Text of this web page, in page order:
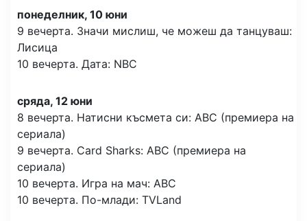
понеделник, 10 юни
9 вечерта. Значи мислиш, че можеш да танцуваш:
Лисица
10 вечерта. Дата: NBC
сряда, 12 юни
8 вечерта. Натисни късмета си: ABC (премиера на
сериала)
9 вечерта. Card Sharks: ABC (премиера на
сериала)
10 вечерта. Игра на мач: ABC
10 вечерта. По-млади: TVLand